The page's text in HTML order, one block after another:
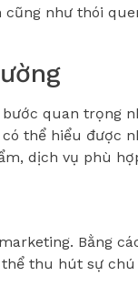
như thói
quan trọng
thể hiểu được
dịch vụ phù
Bằng
thu hút sự